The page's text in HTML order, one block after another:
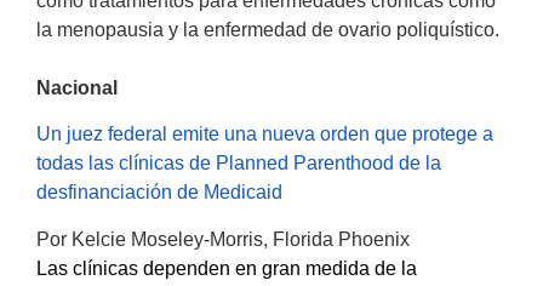
la menopausia y la enfermedad de ovario poliquístico.
Nacional
Un juez federal emite una nueva orden que protege a
todas las clínicas de Planned Parenthood de la
desfinanciación de Medicaid
Por Kelcie Moseley-Morris, Florida Phoenix
Las clínicas dependen en gran medida de la